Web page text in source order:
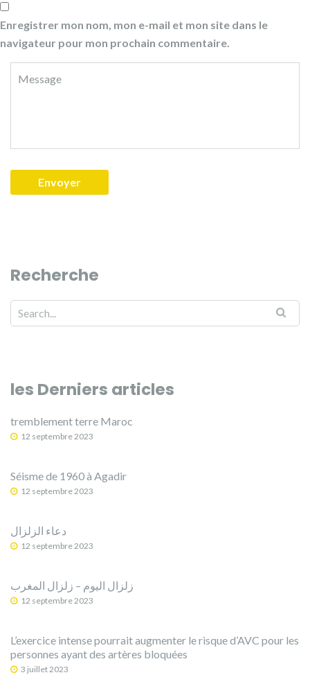
Enregistrer mon nom, mon e-mail et mon site dans le
navigateur pour mon prochain commentaire.
Recherche
les Derniers articles
tremblement terre Maroc
12 septembre 2023
Séisme de 1960 à Agadir
12 septembre 2023
دعاء الزلزال
12 septembre 2023
12 septembre 2023
L’exercice intense pourrait augmenter le risque d’AVC pour les
personnes ayant des artères bloquées
3 juillet 2023